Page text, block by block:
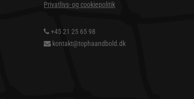
Privatlivs- og cookiepolitik
+45 21 25 65 98
kontakt@tophaandbold.dk